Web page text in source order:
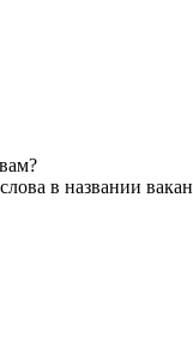
в названии